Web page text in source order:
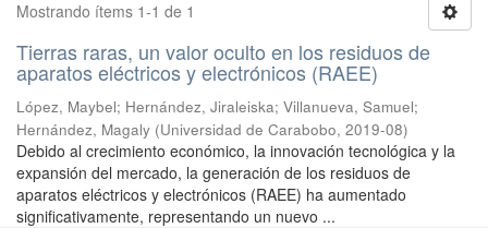
Mostrando ítems 1-1 de 1
Tierras raras, un valor oculto en los residuos de
aparatos eléctricos y electrónicos (RAEE)
López, Maybel; Hernández, Jiraleiska; Villanueva, Samuel;
Hernández, Magaly (Universidad de Carabobo, 2019-08)
Debido al crecimiento económico, la innovación tecnológica y la
expansión del mercado, la generación de los residuos de
aparatos eléctricos y electrónicos (RAEE) ha aumentado
significativamente, representando un nuevo ...